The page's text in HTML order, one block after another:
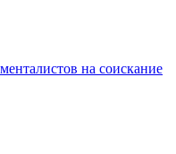
на соискание